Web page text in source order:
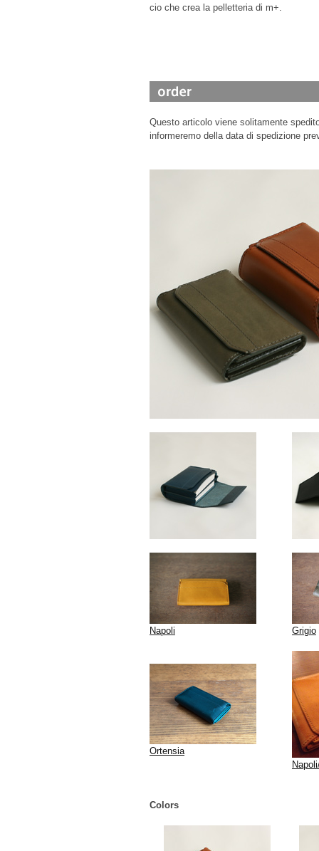
cio che crea la pelletteria di m+.
Questo articolo viene solitamente
informeremo della data di spedizione
Napoli Grigio
Ortensia
Colors